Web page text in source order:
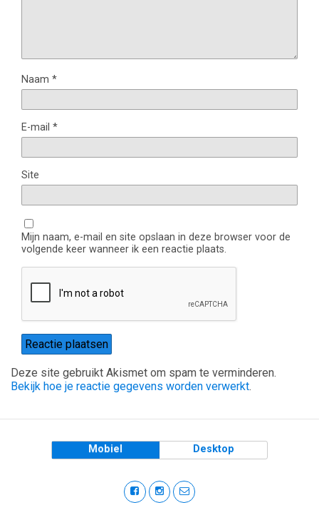
Naam *
E-mail *
Site
Mijn naam, e-mail en site opslaan in deze browser voor de
volgende keer wanneer ik een reactie plaats.
Deze site gebruikt Akismet om spam te verminderen.
Bekijk hoe je reactie gegevens worden verwerkt.
Mobiel Desktop